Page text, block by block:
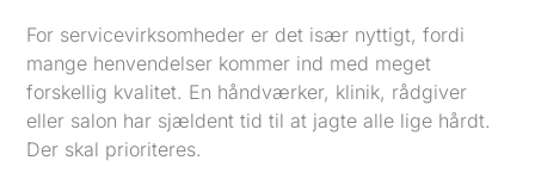
For servicevirksomheder er det især nyttigt, fordi
mange henvendelser kommer ind med meget
forskellig kvalitet. En håndværker, klinik, rådgiver
eller salon har sjældent tid til at jagte alle lige hårdt.
Der skal prioriteres.